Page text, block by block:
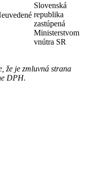
Slovenská
republika
zastúpená
Ministerstvom
vnútra SR
že je zmluvná strana
DPH.